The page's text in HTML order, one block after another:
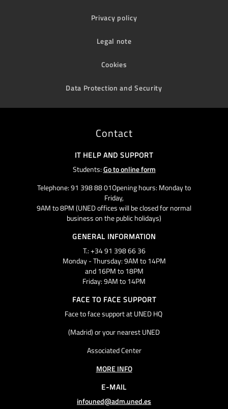
Privacy policy
Legal note
Cookies
Data Protection and Security
Contact
IT HELP AND SUPPORT
Students:Go to online form
Telephone: 91 398 88 01Opening hours: Monday to
Friday,
9AM to 8PM (UNED offices will be closed for normal
business on the public holidays)
GENERAL INFORMATION
T.: +34 91 398 66 36
Monday - Thursday: 9AM to 14PM
and 16PM to 18PM
Friday: 9AM to 14PM
FACE TO FACE SUPPORT
Face to face support at UNED HQ
(Madrid) or your nearest UNED
Associated Center
MORE INFO
E-MAIL
infouned@adm.uned.es